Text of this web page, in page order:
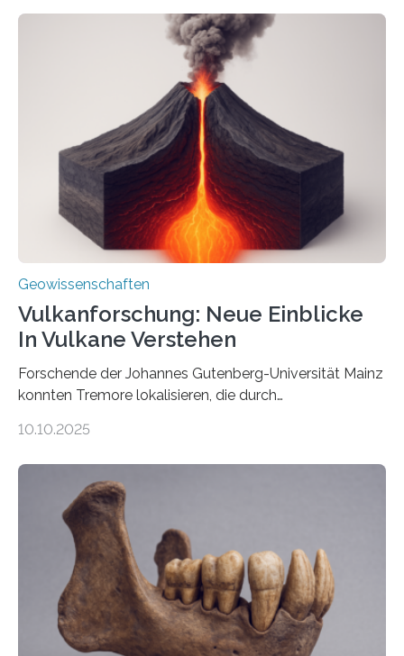
Domänen auf einem dieser „Riesenmagnetfossilien” mit
einer raffinierten Methode an der Diamond-
Röntgenquelle zu kartieren. Ihre Analyse zeigt, dass
diese Partikel es den Organismen ermöglicht haben
könnten, winzige Schwankungen sowohl in der
Richtung als auch in der Intensität des Erdmagnetfelds
wahrzunehmen. Dadurch konnten sie sich verorten und
über den Ozean navigieren. Vor einigen Jahren…
Geowissenschaften
Vulkanforschung: Neue Einblicke
In Vulkane Verstehen
Forschende der Johannes Gutenberg-Universität Mainz
konnten Tremore lokalisieren, die durch
Vulkan? Was passiert in der Erde darunter? Wo
erzeugt durch Magma oder Gase, die sich durch
Schlote einen Weg nach oben bahnen? Jun.-Prof. Dr.
Miriam Christina Reiss, Vulkanseismologin an der
Johannes Gutenberg-Universität Mainz (JGU), und ihr
Team haben am Vulkan Oldoinyo Lengai in Tansania
solche Tremore lokalisiert. „Wir konnten die Tremore
nicht nur nachweisen, sondern ihren Ort in…
10.10.2025